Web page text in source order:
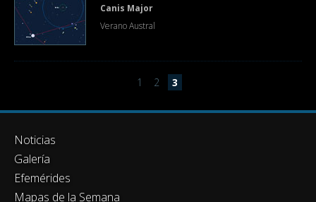
Canis Major
Verano Austral
1 2 3
Noticias
Galería
Efemérides
Mapas de la Semana